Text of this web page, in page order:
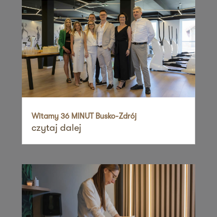
Zapisz mnie
36 MINUT Rumia
ul. Gdańska 34
84-230 Rumia
Zapisz mnie
36 MINUT Sadyba
02-981 Warszawa
36 MINUT Siekierki
62-025 Siekierki Wielkie
36 MINUT Siemianowice
Witamy 36 MINUT Busko-Zdrój
czytaj dalej